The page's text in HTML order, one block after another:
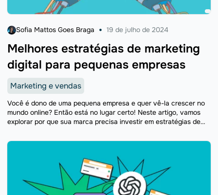
Melhores estratégias de marketing
digital para pequenas empresas
Sofia Mattos Goes Braga 19 de julho de 2024
Marketing e vendas
Você é dono de uma pequena empresa e quer vê-la crescer no
mundo online? Então está no lugar certo! Neste artigo, vamos
explorar por que sua marca precisa investir em estratégias de